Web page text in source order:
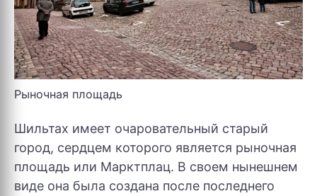
Рыночная площадь
Шильтах имеет очаровательный старый
город, сердцем которого является рыночная
площадь или Марктплац. В своем нынешнем
виде она была создана после последнего